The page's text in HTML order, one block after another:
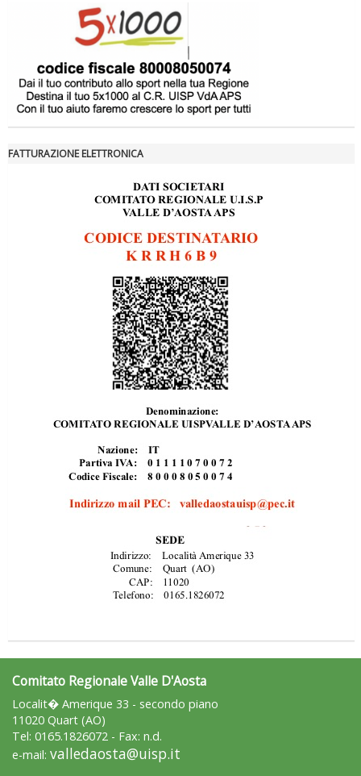
Luglio 2026: "Pensando con i piedi, si possono fare le
rivoluzioni"
Tiziano Pesce a Radio InBlu2000 traccia il bilancio della stagione
Ddl Lobby, Uisp: “Il Parlamento valorizzi le nostre specificità"
La formazione Uisp rallenta ma prosegue anche in estate
FATTURAZIONE ELETTRONICA
Comitato Regionale Valle D'Aosta
Localit� Amerique 33 - secondo piano
11020 Quart (AO)
Tel: 0165.1826072 - Fax: n.d.
e-mail: valledaosta@uisp.it